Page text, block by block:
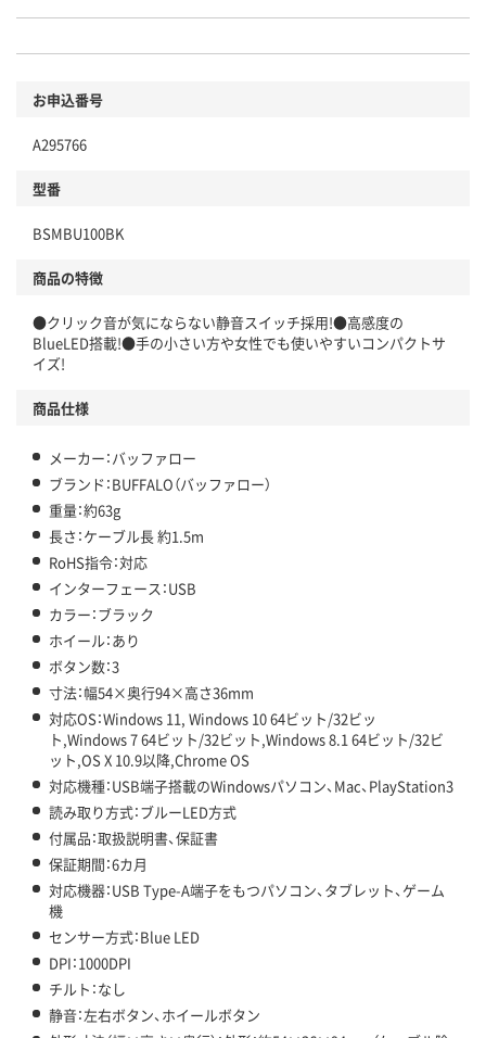
お申込番号
A295766
型番
BSMBU100BK
商品の特徴
●クリック音が気にならない静音スイッチ採用!●高感度の
BlueLED搭載!●手の小さい方や女性でも使いやすいコンパクトサ
イズ!
商品仕様
メーカー：バッファロー
ブランド：BUFFALO（バッファロー）
重量：約63g
長さ：ケーブル長 約1.5m
RoHS指令：対応
インターフェース：USB
カラー：ブラック
ホイール：あり
ボタン数：3
寸法：幅54×奥行94×高さ36mm
対応OS：Windows 11, Windows 10 64ビット/32ビッ
ト,Windows 7 64ビット/32ビット,Windows 8.1 64ビット/32ビ
ット,OS X 10.9以降,Chrome OS
対応機種：USB端子搭載のWindowsパソコン、Mac、PlayStation3
読み取り方式：ブルーLED方式
付属品：取扱説明書、保証書
保証期間：6カ月
対応機器：USB Type-A端子をもつパソコン、タブレット、ゲーム
機
センサー方式：Blue LED
DPI：1000DPI
チルト：なし
静音：左右ボタン、ホイールボタン